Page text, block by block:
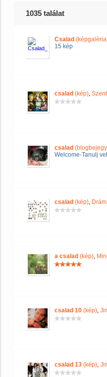
1035 találat
Csalad
15 kép
csalad (kép),
csalad
Welcome-Tanulj
csalad (kép),
a csalad (kép),
csalad 10 (kép),
csalad 13 (kép),